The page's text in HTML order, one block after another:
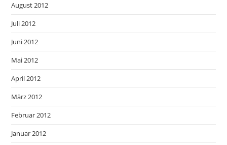
August 2012
Juli 2012
Juni 2012
Mai 2012
April 2012
März 2012
Februar 2012
Januar 2012